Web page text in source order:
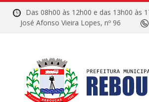
Das 08h00 às 12h00 e das 13h00
José Afonso Vieira Lopes, nº 96